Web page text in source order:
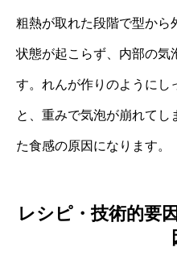
粗熱が取れた段階で型から
状態が起こらず、内部の気
す。れんが作りのようにし
と、重みで気泡が崩れてし
た食感の原因になります。
レシピ・技術的要